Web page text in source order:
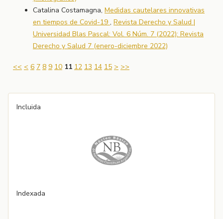
Catalina Costamagna, Medidas cautelares innovativas
en tiempos de Covid-19 , Revista Derecho y Salud |
Universidad Blas Pascal: Vol. 6 Núm. 7 (2022): Revista
Derecho y Salud 7 (enero-diciembre 2022)
<< < 6 7 8 9 10 11 12 13 14 15 > >>
Incluida
Indexada